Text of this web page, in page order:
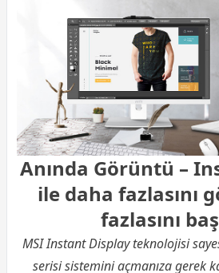
Anında Görüntü –
ile daha fazlasını
fazlasını
MSI Instant Display teknolojisi
serisi sistemini açmanıza gerek